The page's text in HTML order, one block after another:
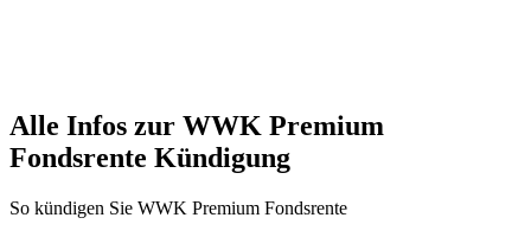
Alle Infos zur WWK Premium
Fondsrente Kündigung
So kündigen Sie WWK Premium Fondsrente